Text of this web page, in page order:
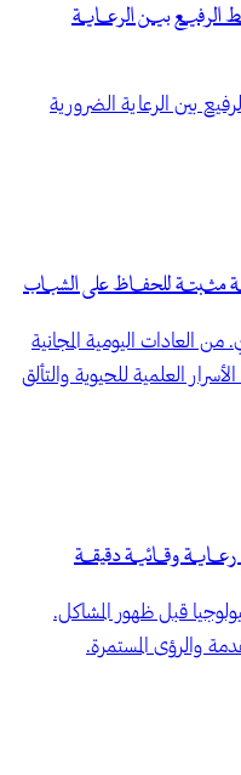
الرفيع بين الرعاية
بين الرعاية الضرورية
مثبتة للحفاظ على الشباب
العادات اليومية المجانية
العلمية للحيوية والتألق
وقائية دقيقة
قبل ظهور المشاكل.
والرؤى المستمرة.